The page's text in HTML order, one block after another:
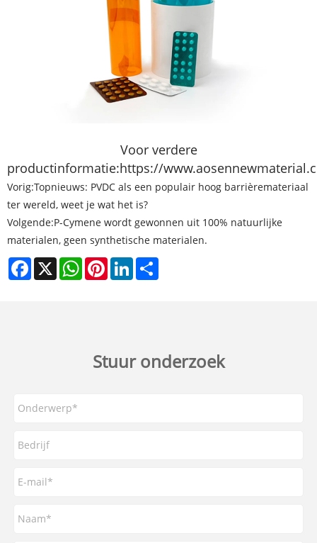
Voor verdere
productinformatie:https://
Vorig:Topnieuws: PVDC als een populair hoog barrièremateriaal
ter wereld, weet je wat het is?
Volgende:P-Cymene wordt gewonnen uit 100% natuurlijke
materialen, geen synthetische materialen.
Facebook
X WhatsAppPinterestLinkedIn
Stuur onderzoek